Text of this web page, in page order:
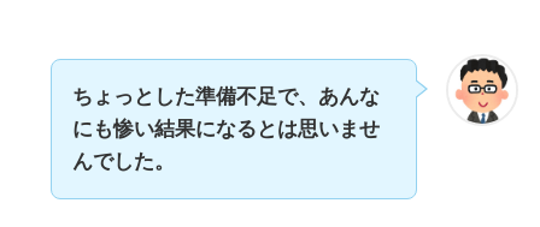
ちょっとした準備不足で、あんな
にも惨い結果になるとは思いませ
んでした。